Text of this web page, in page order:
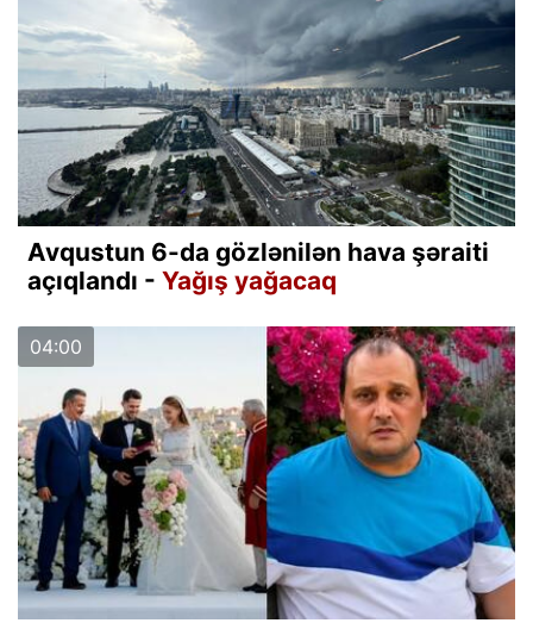
Avqustun 6-da gözlənilən hava şəraiti
açıqlandı - Yağış yağacaq
04:00